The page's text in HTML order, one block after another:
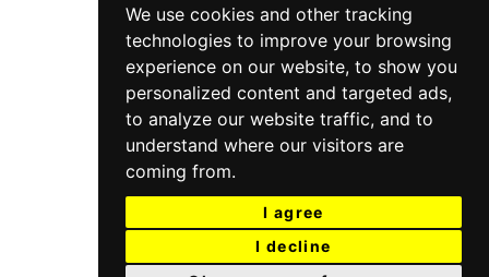
We use cookies and other tracking
technologies to improve your browsing
experience on our website, to show you
personalized content and targeted ads,
to analyze our website traffic, and to
understand where our visitors are
coming from.
I agree
I decline